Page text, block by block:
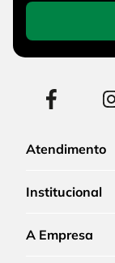
Atendimento
Institucional
A Empresa